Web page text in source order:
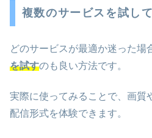
複数のサービスを試し
どのサービスが最適か迷った場
を試すのも良い方法です。
実際に使ってみることで、画質
配信形式を体験できます。